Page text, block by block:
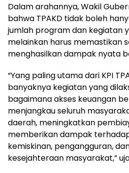
Dalam arahannya, Wakil
bahwa TPAKD tidak boleh
jumlah program dan kegiatan
melainkan harus memastikan
menghasilkan dampak nyata
“Yang paling utama dari KPI
banyaknya kegiatan yang
bagaimana akses keuangan
menjangkau seluruh
daerah, meningkatkan
memberikan dampak
kemiskinan, pengangguran,
kesejahteraan masyarakat,”